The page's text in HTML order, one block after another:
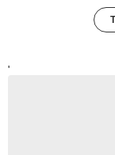
'